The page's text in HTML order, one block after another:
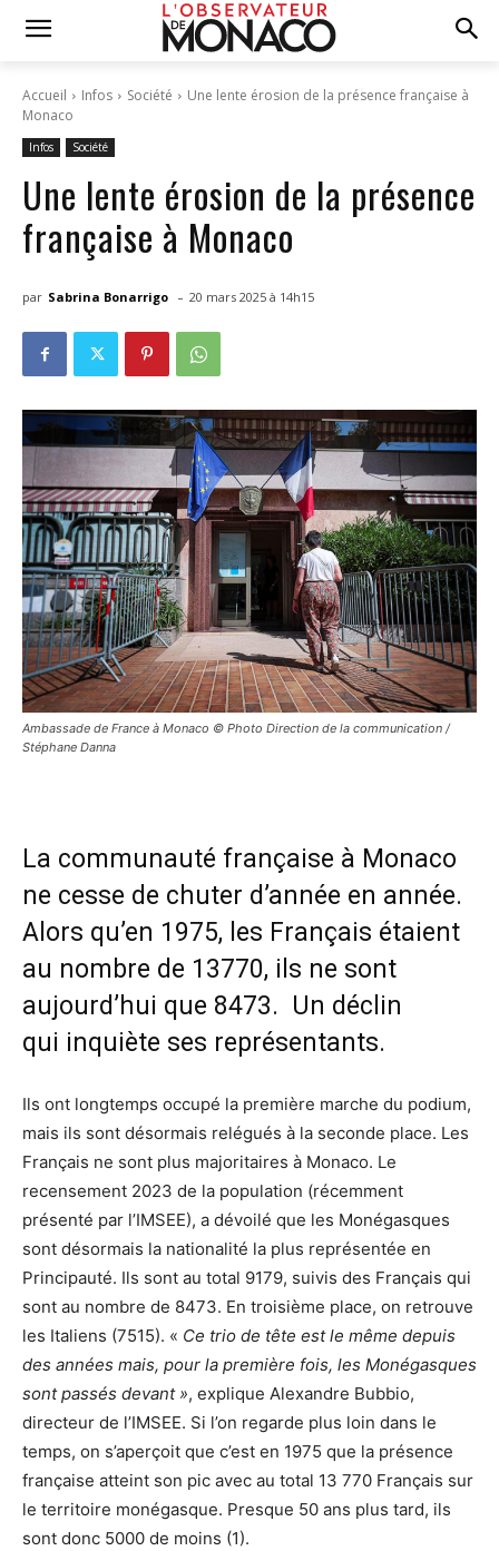
Accueil Infos Société
Une lente érosion de la présence française à
Monaco
Infos Société
Une lente érosion de la présence
française à Monaco
par Sabrina Bonarrigo - 20 mars 2025 à 14h15
Ambassade de France à Monaco © Photo Direction de la communication /
Stéphane Danna
La communauté française à Monaco
ne cesse de chuter d’année en année.
Alors qu’en 1975, les Français étaient
au nombre de 13770, ils ne sont
aujourd’hui que 8473. Un déclin
qui inquiète ses représentants.
Ils ont longtemps occupé la première marche du podium,
mais ils sont désormais relégués à la seconde place. Les
Français ne sont plus majoritaires à Monaco. Le
recensement 2023 de la population (récemment
présenté par l’IMSEE), a dévoilé que les Monégasques
sont désormais la nationalité la plus représentée en
Principauté. Ils sont au total 9179, suivis des Français qui
sont au nombre de 8473. En troisième place, on retrouve
les Italiens (7515). « Ce trio de tête est le même depuis
des années mais, pour la première fois, les Monégasques
sont passés devant », explique Alexandre Bubbio,
directeur de l’IMSEE. Si l’on regarde plus loin dans le
temps, on s’aperçoit que c’est en 1975 que la présence
française atteint son pic avec au total 13 770 Français sur
le territoire monégasque. Presque 50 ans plus tard, ils
sont donc 5000 de moins (1).